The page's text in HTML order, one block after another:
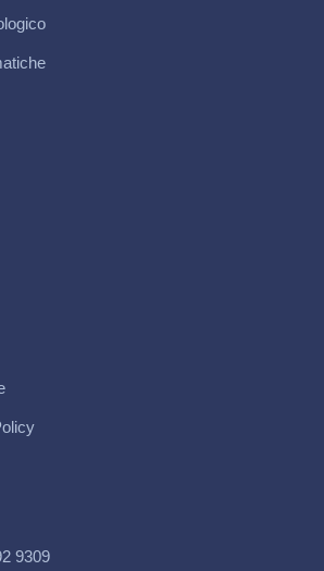
9309